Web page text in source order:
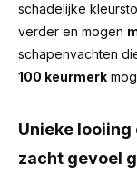
schadelijke
verder en mogen
schapenvachten
100 keurmerk
Unieke
zacht gevoel